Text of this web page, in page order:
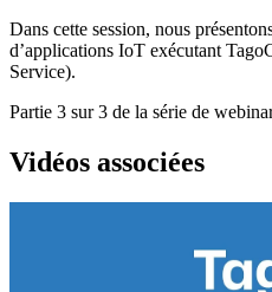
Dans cette session, nous
d’applications IoT exécutant
Service).
Partie 3 sur 3 de la série de
Vidéos associées